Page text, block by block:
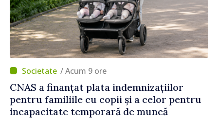
/ Acum 9 ore
CNAS a finanțat plata indemnizațiilor
pentru familiile cu copii și a celor pentru
incapacitate temporară de muncă